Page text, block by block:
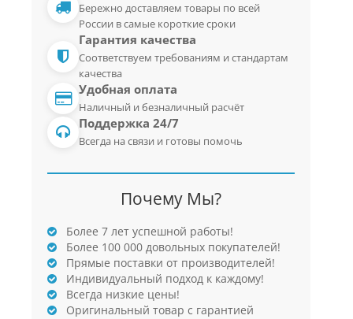
Бережно доставляем товары по всей
России в самые короткие сроки
Гарантия качества
Соответствуем требованиям и стандартам
качества
Удобная оплата
Наличный и безналичный расчёт
Поддержка 24/7
Всегда на связи и готовы помочь
Почему Мы?
Более 7 лет успешной работы!
Более 100 000 довольных покупателей!
Прямые поставки от производителей!
Индивидуальный подход к каждому!
Всегда низкие цены!
Оригинальный товар с гарантией